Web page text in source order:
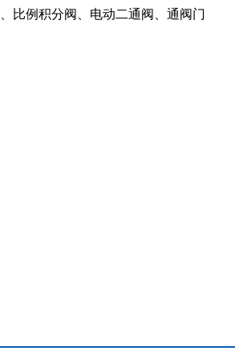
比例积分阀、电动二通阀、通阀门